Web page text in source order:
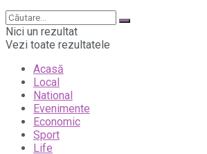
Nici un rezultat
Vezi toate rezultatele
Acasă
Local
National
Evenimente
Economic
Sport
Life